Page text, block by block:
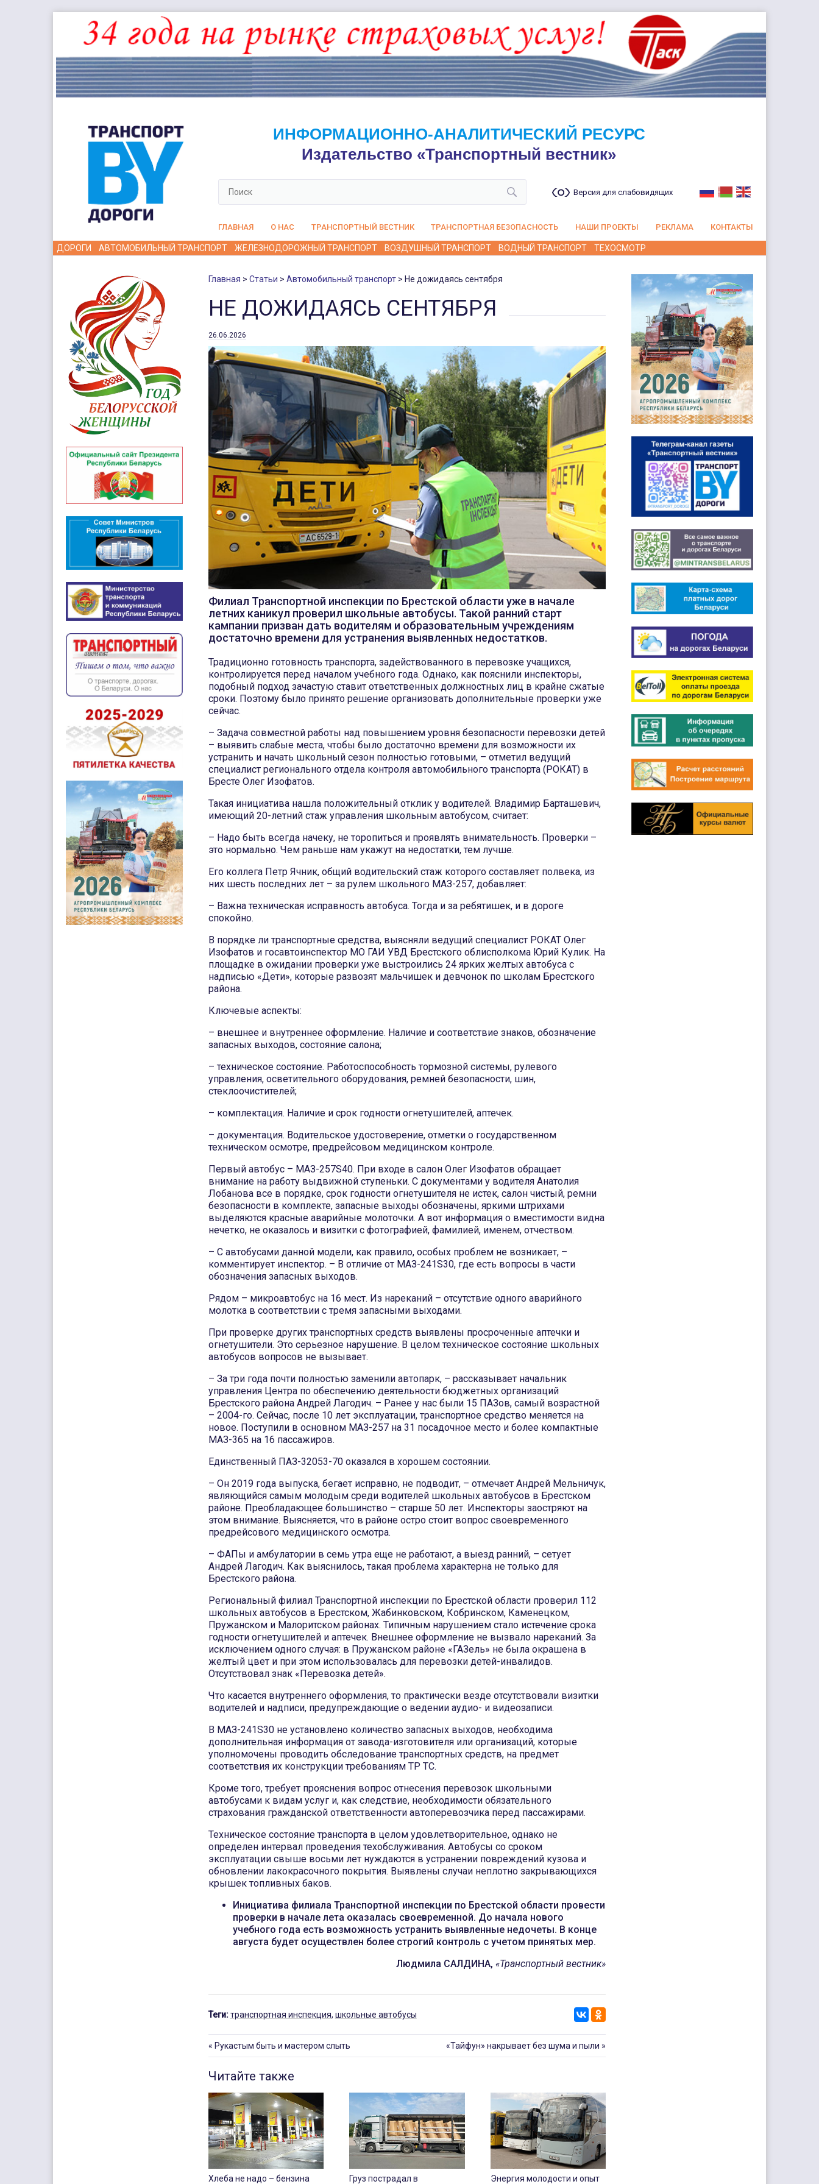
ИНФОРМАЦИОННО-АНАЛИТИЧЕСКИЙ РЕСУРС
Издательство «Транспортный вестник»
Версия для слабовидящих
ГЛАВНАЯ О НАС ТРАНСПОРТНЫЙ ВЕСТНИК ТРАНСПОРТНАЯ БЕЗОПАСНОСТЬ НАШИ ПРОЕКТЫ РЕКЛАМА КОНТАКТЫ
ДОРОГИ АВТОМОБИЛЬНЫЙ ТРАНСПОРТ ЖЕЛЕЗНОДОРОЖНЫЙ ТРАНСПОРТ ВОЗДУШНЫЙ ТРАНСПОРТ ВОДНЫЙ ТРАНСПОРТ ТЕХОСМОТР
Главная Статьи Автомобильный транспорт Не дожидаясь сентября
НЕ ДОЖИДАЯСЬ СЕНТЯБРЯ
26.06.2026
Филиал Транспортной инспекции по Брестской области уже в начале
летних каникул проверил школьные автобусы. Такой ранний старт
кампании призван дать водителям и образовательным учреждениям
достаточно времени для устранения выявленных недостатков.
Традиционно готовность транспорта, задействованного в перевозке учащихся,
контролируется перед началом учебного года. Однако, как пояснили инспекторы,
подобный подход зачастую ставит ответственных должностных лиц в крайне сжатые
сроки. Поэтому было принято решение организовать дополнительные проверки уже
сейчас.
– Задача совместной работы над повышением уровня безопасности перевозки детей
– выявить слабые места, чтобы было достаточно времени для возможности их
устранить и начать школьный сезон полностью готовыми, – отметил ведущий
специалист регионального отдела контроля автомобильного транспорта (РОКАТ) в
Бресте Олег Изофатов.
Такая инициатива нашла положительный отклик у водителей. Владимир Барташевич,
имеющий 20-летний стаж управления школьным автобусом, считает:
– Надо быть всегда начеку, не торопиться и проявлять внимательность. Проверки –
это нормально. Чем раньше нам укажут на недостатки, тем лучше.
Его коллега Петр Ячник, общий водительский стаж которого составляет полвека, из
них шесть последних лет – за рулем школьного МАЗ-257, добавляет:
– Важна техническая исправность автобуса. Тогда и за ребятишек, и в дороге
спокойно.
В порядке ли транспортные средства, выясняли ведущий специалист РОКАТ Олег
Изофатов и госавтоинспектор МО ГАИ УВД Брестского облисполкома Юрий Кулик. На
площадке в ожидании проверки уже выстроились 24 ярких желтых автобуса с
надписью «Дети», которые развозят мальчишек и девчонок по школам Брестского
района.
Ключевые аспекты:
– внешнее и внутреннее оформление. Наличие и соответствие знаков, обозначение
запасных выходов, состояние салона;
– техническое состояние. Работоспособность тормозной системы, рулевого
управления, осветительного оборудования, ремней безопасности, шин,
стеклоочистителей;
– комплектация. Наличие и срок годности огнетушителей, аптечек.
– документация. Водительское удостоверение, отметки о государственном
техническом осмотре, предрейсовом медицинском контроле.
Первый автобус – МАЗ-257S40. При входе в салон Олег Изофатов обращает
внимание на работу выдвижной ступеньки. С документами у водителя Анатолия
Лобанова все в порядке, срок годности огнетушителя не истек, салон чистый, ремни
безопасности в комплекте, запасные выходы обозначены, яркими штрихами
выделяются красные аварийные молоточки. А вот информация о вместимости видна
нечетко, не оказалось и визитки с фотографией, фамилией, именем, отчеством.
– С автобусами данной модели, как правило, особых проблем не возникает, –
комментирует инспектор. – В отличие от МАЗ-241S30, где есть вопросы в части
обозначения запасных выходов.
Рядом – микроавтобус на 16 мест. Из нареканий – отсутствие одного аварийного
молотка в соответствии с тремя запасными выходами.
При проверке других транспортных средств выявлены просроченные аптечки и
огнетушители. Это серьезное нарушение. В целом техническое состояние школьных
автобусов вопросов не вызывает.
– За три года почти полностью заменили автопарк, – рассказывает начальник
управления Центра по обеспечению деятельности бюджетных организаций
Брестского района Андрей Лагодич. – Ранее у нас были 15 ПАЗов, самый возрастной
– 2004-го. Сейчас, после 10 лет эксплуатации, транспортное средство меняется на
новое. Поступили в основном МАЗ-257 на 31 посадочное место и более компактные
МАЗ-365 на 16 пассажиров.
Единственный ПАЗ-32053-70 оказался в хорошем состоянии.
– Он 2019 года выпуска, бегает исправно, не подводит, – отмечает Андрей Мельничук,
являющийся самым молодым среди водителей школьных автобусов в Брестском
районе. Преобладающее большинство – старше 50 лет. Инспекторы заостряют на
этом внимание. Выясняется, что в районе остро стоит вопрос своевременного
предрейсового медицинского осмотра.
– ФАПы и амбулатории в семь утра еще не работают, а выезд ранний, – сетует
Андрей Лагодич. Как выяснилось, такая проблема характерна не только для
Брестского района.
Региональный филиал Транспортной инспекции по Брестской области проверил 112
школьных автобусов в Брестском, Жабинковском, Кобринском, Каменецком,
Пружанском и Малоритском районах. Типичным нарушением стало истечение срока
годности огнетушителей и аптечек. Внешнее оформление не вызвало нареканий. За
исключением одного случая: в Пружанском районе «ГАЗель» не была окрашена в
желтый цвет и при этом использовалась для перевозки детей-инвалидов.
Отсутствовал знак «Перевозка детей».
Что касается внутреннего оформления, то практически везде отсутствовали визитки
водителей и надписи, предупреждающие о ведении аудио- и видеозаписи.
В МАЗ-241S30 не установлено количество запасных выходов, необходима
дополнительная информация от завода-изготовителя или организаций, которые
уполномочены проводить обследование транспортных средств, на предмет
соответствия их конструкции требованиям ТР ТС.
Кроме того, требует прояснения вопрос отнесения перевозок школьными
автобусами к видам услуг и, как следствие, необходимости обязательного
страхования гражданской ответственности автоперевозчика перед пассажирами.
Техническое состояние транспорта в целом удовлетворительное, однако не
определен интервал проведения техобслуживания. Автобусы со сроком
эксплуатации свыше восьми лет нуждаются в устранении повреждений кузова и
обновлении лакокрасочного покрытия. Выявлены случаи неплотно закрывающихся
крышек топливных баков.
Инициатива филиала Транспортной инспекции по Брестской области провести
проверки в начале лета оказалась своевременной. До начала нового
учебного года есть возможность устранить выявленные недочеты. В конце
августа будет осуществлен более строгий контроль с учетом принятых мер.
Людмила САЛДИНА, «Транспортный вестник»
Теги:транспортная инспекция, школьные автобусы
« Рукастым быть и мастером слыть «Тайфун» накрывает без шума и пыли »
Читайте также
Хлеба не надо – бензина
Груз пострадал в
Энергия молодости и опыт